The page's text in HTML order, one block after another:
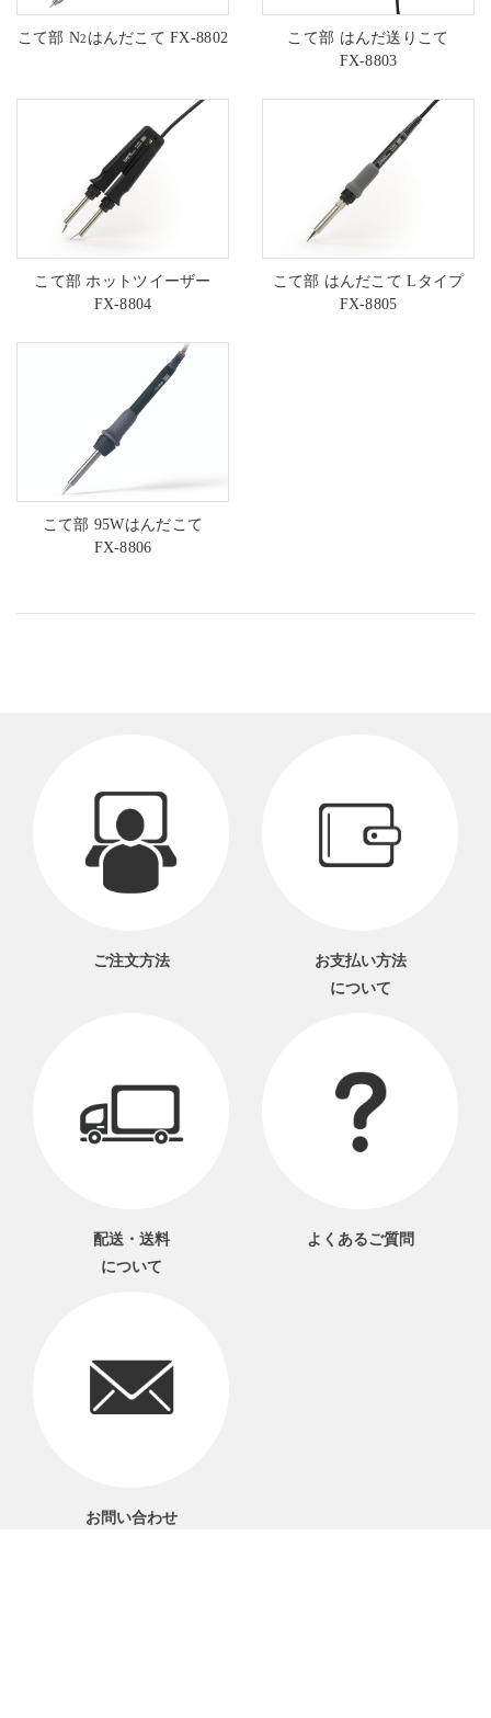
こて部 N2 はんだこて FX-8802
こて部 はんだ送りこて
FX-8803
こて部 ホットツイーザー
FX-8804
こて部 はんだこて Lタイプ
FX-8805
こて部 95Wはんだこて
FX-8806
ご注文方法
お支払い方法
について
配送・送料
について
よくあるご質問
お問い合わせ